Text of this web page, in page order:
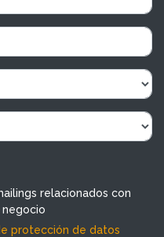
relacionados con
protección de datos